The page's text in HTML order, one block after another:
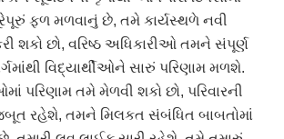
ફળ મળવાનું છે, તમે કાર્યસ્થળે નવી
શકો છો, વરિષ્ઠ અધિકારીઓ તમને સંપૂર્ણ
વિદ્યાર્થીઓને સારું પરિણામ મળશે.
પરિણામ તમે મેળવી શકો છો, પરિવારની
રહેશે, તમને મિલકત સંબંધિત બાબતોમાં